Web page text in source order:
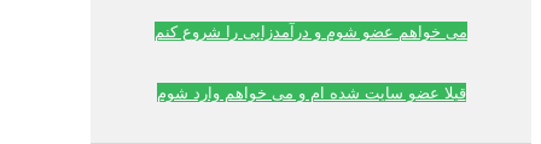
می خواهم عضو شوم و درآمدزایی را شروع کنم
قبلا عضو سایت شده ام و می خواهم وارد شوم